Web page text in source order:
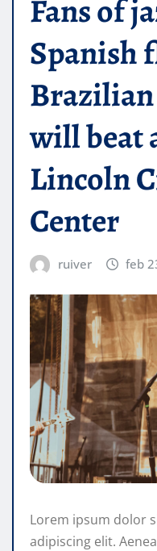
Fans of
Spanish
Brazilian
will beat
Lincoln
Center
ruiver feb
Lorem ipsum dolor
adipiscing elit.